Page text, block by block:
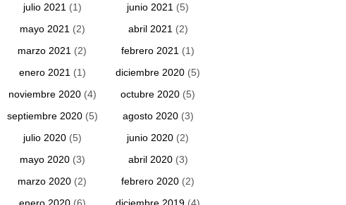
julio 2021 (1) junio 2021 (5)
mayo 2021 (2) abril 2021 (2)
marzo 2021 (2) febrero 2021 (1)
enero 2021 (1) diciembre 2020 (5)
noviembre 2020(4) octubre 2020 (5)
septiembre 2020(5) agosto 2020(3)
julio 2020(5) junio 2020 (2)
mayo 2020(3) abril 2020(3)
marzo 2020 (2) febrero 2020 (2)